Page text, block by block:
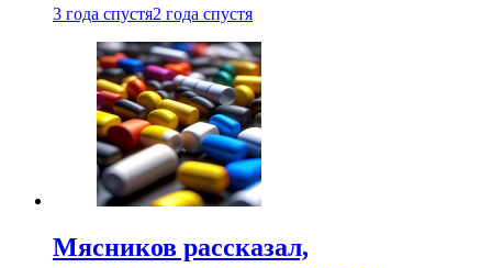
3 года спустя2 года спустя
Мясников рассказал,